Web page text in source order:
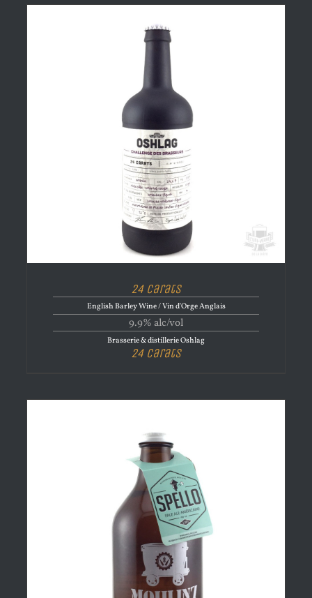
24 Carats
English Barley Wine / Vin d'Orge Anglais
9.9% alc/vol
Brasserie & distillerie Oshlag
24 Carats